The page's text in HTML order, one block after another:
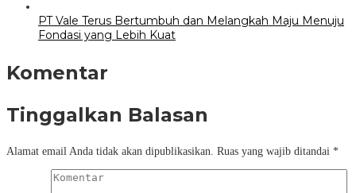
PT Vale Terus Bertumbuh dan Melangkah Maju Menuju
Fondasi yang Lebih Kuat
Komentar
Tinggalkan Balasan
Alamat email Anda tidak akan dipublikasikan. Ruas yang wajib ditandai *